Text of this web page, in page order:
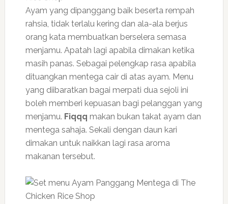
Ayam yang dipanggang baik beserta rempah
rahsia, tidak terlalu kering dan ala-ala berjus
orang kata membuatkan berselera semasa
menjamu. Apatah lagi apabila dimakan ketika
masih panas. Sebagai pelengkap rasa apabila
dituangkan mentega cair di atas ayam. Menu
yang diibaratkan bagai merpati dua sejoli ini
boleh memberi kepuasan bagi pelanggan yang
menjamu. Fiqqq makan bukan takat ayam dan
mentega sahaja. Sekali dengan daun kari
dimakan untuk naikkan lagi rasa aroma
makanan tersebut.